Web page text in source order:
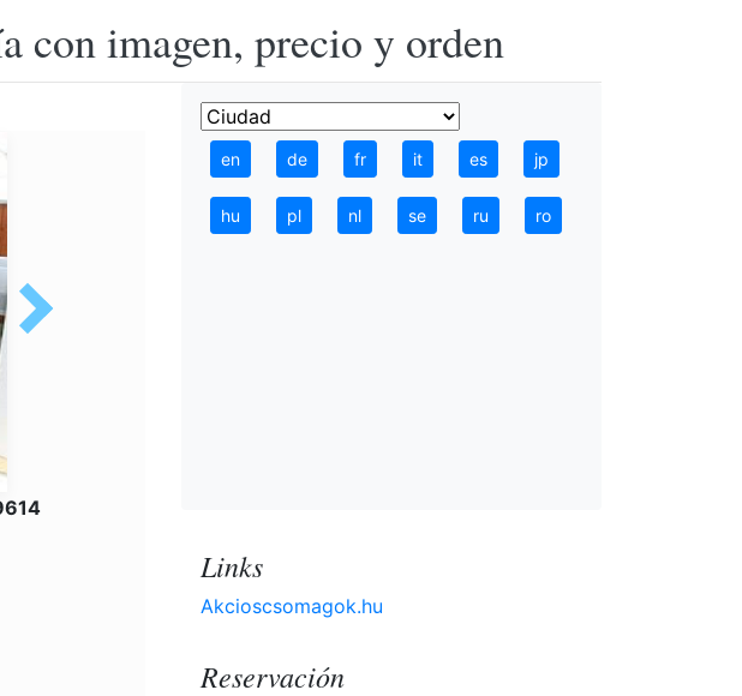
con imagen, precio y orden
en de fr it es jp
hu pl nl se ru ro
Links
Akcioscsomagok.hu
Reservación